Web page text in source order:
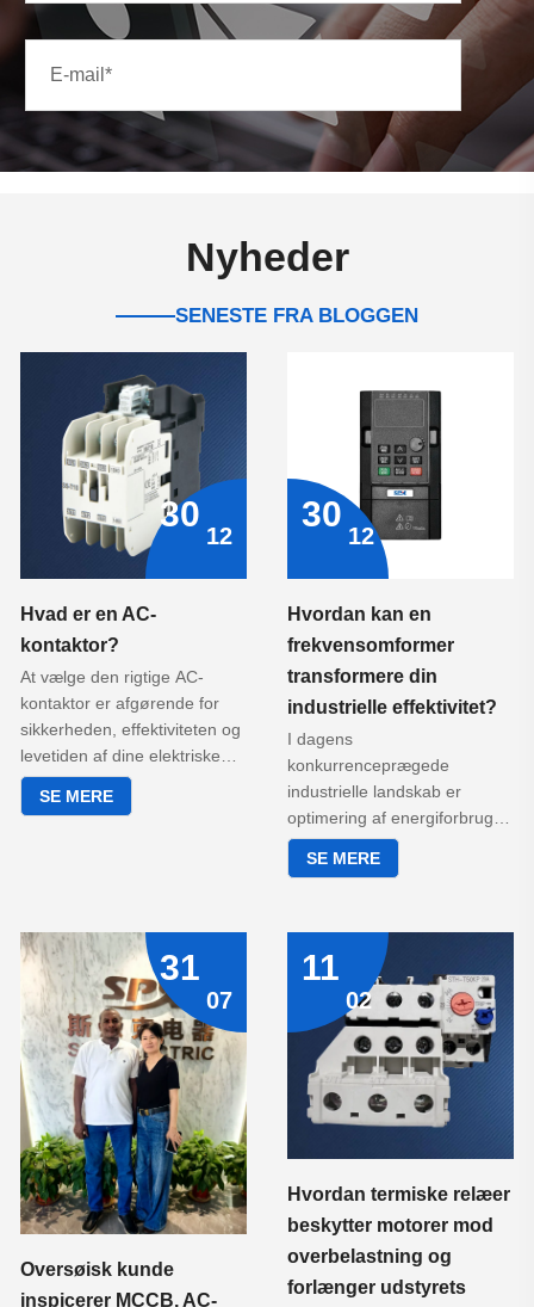
Nyheder
SENESTE FRA BLOGGEN
30
12
Hvad er en AC-
kontaktor?
At vælge den rigtige AC-
kontaktor er afgørende for
sikkerheden, effektiviteten og
levetiden af ​​dine elektriske
systemer. Denne omfattende
guide dykker ned i
fokus på, hvorfor SPX
Electrics innovative løsninger
transformerer industrielle og
kommercielle applikationer.
Lær, hvordan du optimerer
din motorstyring og beskytter
dine investeringer.
SE MERE
30
12
Hvordan kan en
frekvensomformer
transformere din
industrielle effektivitet?
I dagens
konkurrenceprægede
industrielle landskab er
optimering af energiforbrug
og processtyring ikke kun en
fordel – det er en
en kraftfuld enhed:
frekvensomformeren, også
kendt som et variabelt
frekvensdrev (VFD).
SE MERE
31
07
Oversøisk kunde
inspicerer MCCB, AC-
11
02
Hvordan termiske relæer
beskytter motorer mod
overbelastning og
forlænger udstyrets